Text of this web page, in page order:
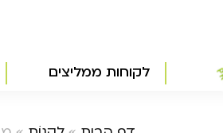
לקוחות ממליצים